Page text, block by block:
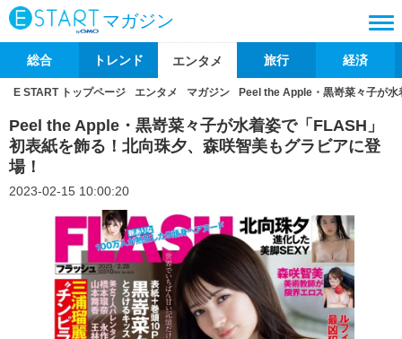
マガジン
総合 トレンド エンタメ 旅行 経済
E START トップページ エンタメ マガジン Peel the Apple・黒嵜菜々子が
Peel the Apple・黒嵜菜々子が水着姿で「FLASH」
初表紙を飾る！北向珠夕、森咲智美もグラビアに登
場！
2023-02-15 10:00:20